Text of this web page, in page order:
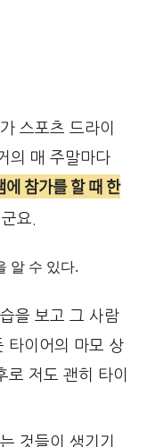
스포츠 드라이
의 매 주말마다
참가를 할 때 한
요.
알 수 있다.
을 보고 그 사람
타이어의 마모 상
로 저도 괜히 타이
것들이 생기기